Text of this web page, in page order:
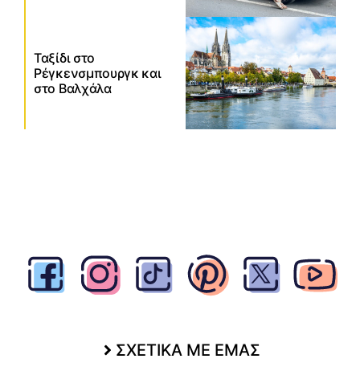
Ταξίδι στο
Ρέγκενσμπουργκ και
στο Βαλχάλα
ΣΧΕΤΙΚΑ ΜΕ ΕΜΑΣ